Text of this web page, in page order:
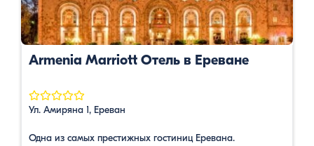
Armenia Marriott Отель в Ереване
Ул. Амиряна 1, Ереван
Одна из самых престижных гостиниц Еревана.